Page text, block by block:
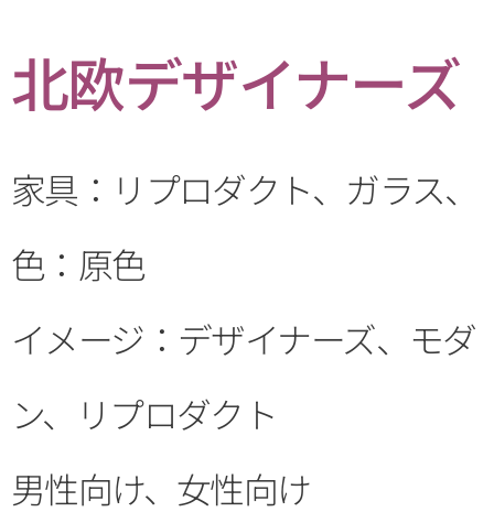
北欧デザイナーズ
家具：リプロダクト、ガラス、
色：原色
イメージ：デザイナーズ、モダ
ン、リプロダクト
男性向け、女性向け